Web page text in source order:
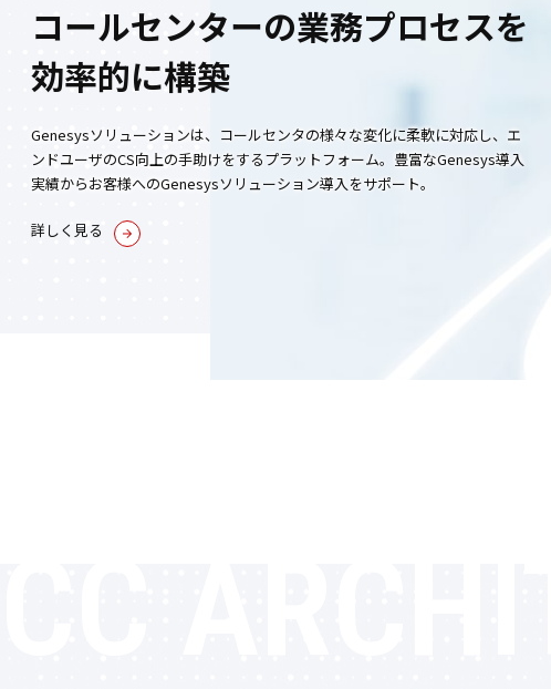
コールセンターの業務プロセスを
効率的に構築
Genesysソリューションは、コールセンタの様々な変化に柔軟に対応し、エ
ンドユーザのCS向上の手助けをするプラットフォーム。豊富なGenesys導入
実績からお客様へのGenesysソリューション導入をサポート。
詳しく見る